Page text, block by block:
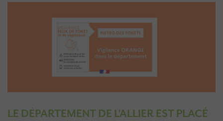
LE DÉPARTEMENT DE L'ALLIER EST PLACÉ